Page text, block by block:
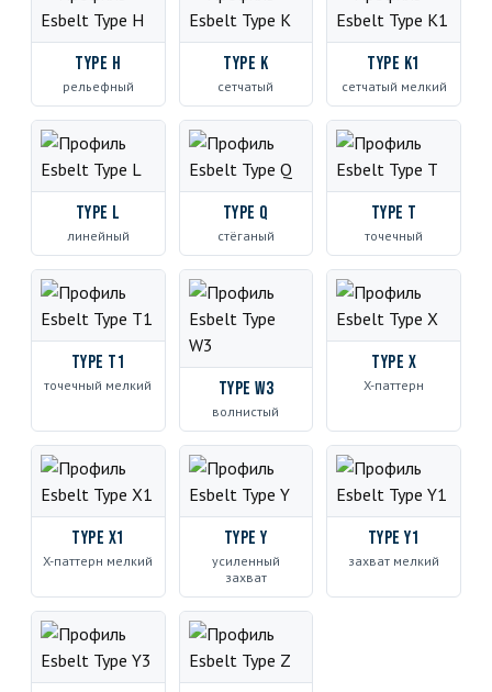
Type H
рельефный
Type K
сетчатый
Type K1
сетчатый мелкий
Type L
линейный
Type Q
стёганый
Type T
точечный
Type T1
точечный мелкий Type W3
волнистый
Type X
X-паттерн
Type X1
X-паттерн мелкий
Type Y
усиленный
захват
Type Y1
захват мелкий